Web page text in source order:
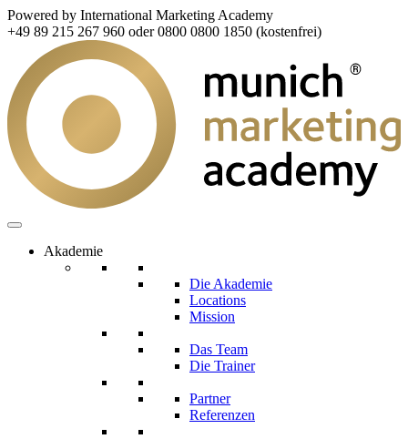
Powered by International Marketing Academy
+49 89 215 267 960 oder 0800 0800 1850 (kostenfrei)
Akademie
Die Akademie
Locations
Mission
Das Team
Die Trainer
Partner
Referenzen